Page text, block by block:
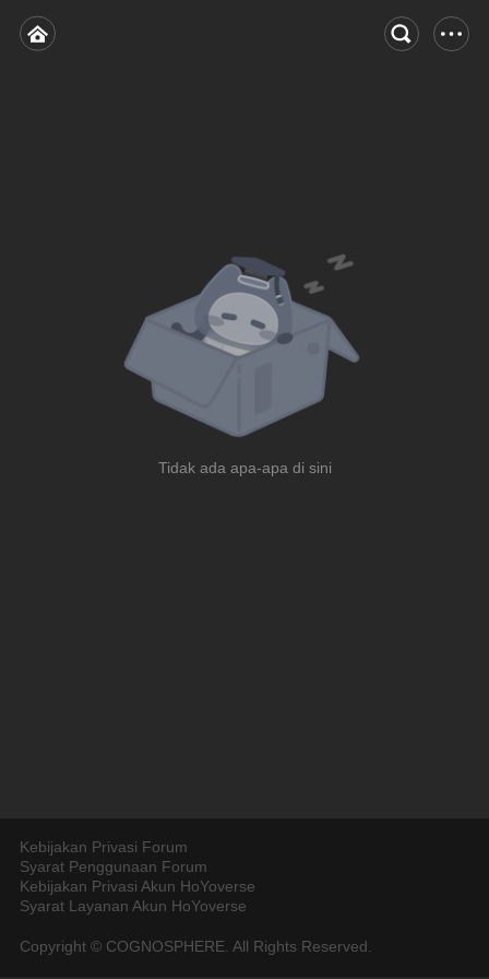
Tidak ada apa-apa di sini
Kebijakan Privasi Forum
Syarat Penggunaan Forum
Kebijakan Privasi Akun HoYoverse
Syarat Layanan Akun HoYoverse
Copyright © COGNOSPHERE. All Rights Reserved.